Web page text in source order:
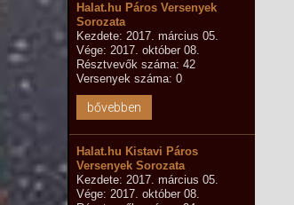
Halat.hu Páros Versenyek
Sorozata
Kezdete: 2017. március 05.
Vége: 2017. október 08.
Résztvevők száma: 42
Versenyek száma: 0
bővebben
Halat.hu Kistavi Páros
Versenyek Sorozata
Kezdete: 2017. március 05.
Vége: 2017. október 08.